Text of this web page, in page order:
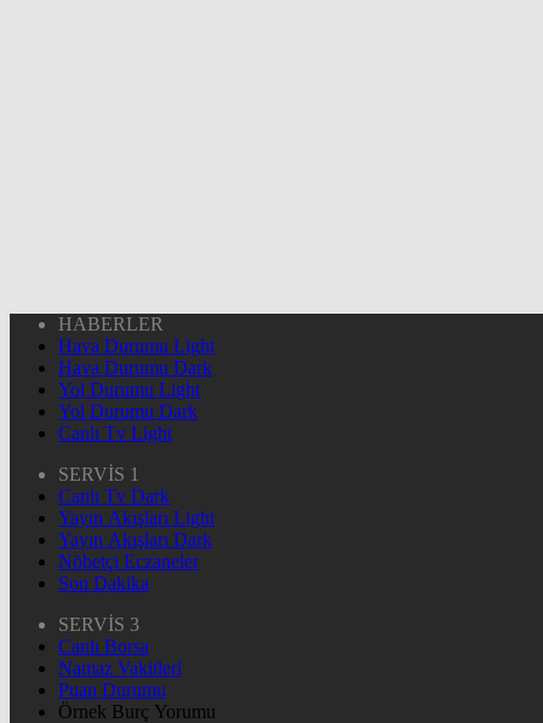
HABERLER
Hava Durumu Light
Hava Durumu Dark
Yol Durumu Light
Yol Durumu Dark
Canlı Tv Light
SERVİS 1
Canlı Tv Dark
Yayın Akışları Light
Yayın Akışları Dark
Nöbetçi Eczaneler
Son Dakika
SERVİS 3
Canlı Borsa
Namaz Vakitleri
Puan Durumu
Örnek Burç Yorumu